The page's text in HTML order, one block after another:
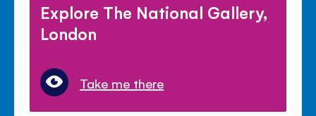
Explore The National Gallery,
London
Take me there